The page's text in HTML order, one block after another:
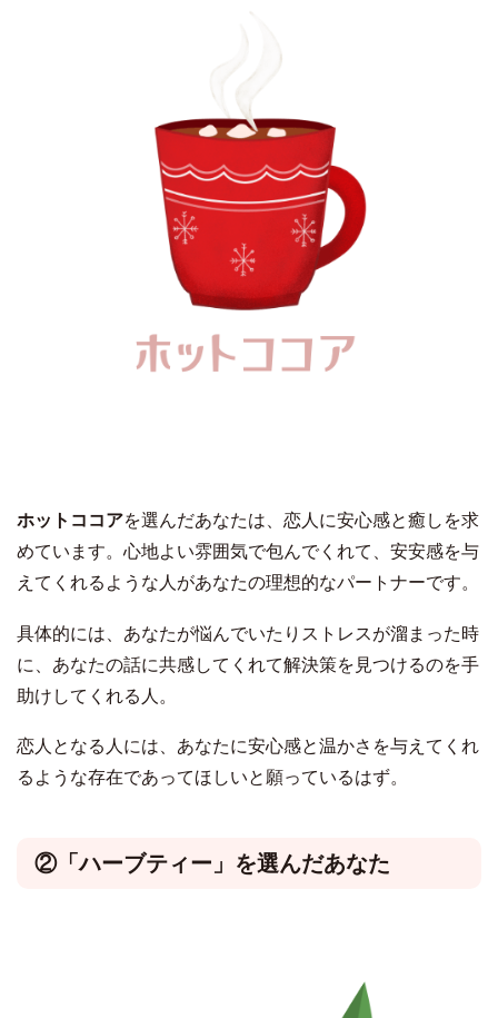
ホットココアを選んだあなたは、恋人に安心感と癒しを求
めています。心地よい雰囲気で包んでくれて、安安感を与
えてくれるような人があなたの理想的なパートナーです。
具体的には、あなたが悩んでいたりストレスが溜まった時
に、あなたの話に共感してくれて解決策を見つけるのを手
助けしてくれる人。
恋人となる人には、あなたに安心感と温かさを与えてくれ
るような存在であってほしいと願っているはず。
②「ハーブティー」を選んだあなた